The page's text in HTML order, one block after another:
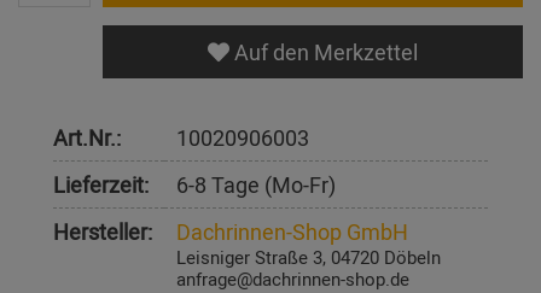
Auf den Merkzettel
Art.Nr.:
10020906003
Lieferzeit:
6-8 Tage (Mo-Fr)
Hersteller:
Dachrinnen-Shop GmbH
Leisniger Straße 3, 04720 Döbeln
anfrage@dachrinnen-shop.de